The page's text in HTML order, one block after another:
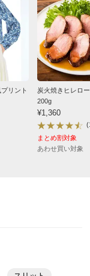
73
67
101
93
29
31
63
21.5
によっては中心
リント
炭火焼きヒレロ
200g
¥1,360
まとめ割対象
あわせ買い対象